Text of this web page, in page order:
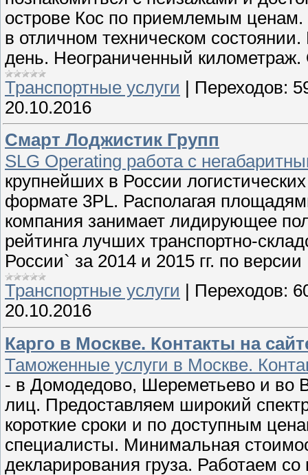
острове Кос по приемлемым
в отличном техническом
день. Неограниченный
Транспортные услуги | Переходов:
20.10.2016
Смарт Лоджистик Групп
SLG Operating работа с
крупнейших в России
формате 3PL. Располагая
компания занимает лидирующее
рейтинга лучших транспортно-
России` за 2014 и 2015 гг. по
Транспортные услуги
Переходов:
20.10.2016
Карго в Москве. Контакты на
Таможенные услуги в Москве.
- в Домодедово, Шереметьево и во
лиц. Предоставляем широкий
короткие сроки и по доступным
специалисты. Минимальная
декларирования груза. Работаем